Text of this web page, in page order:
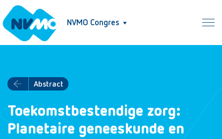
NVMO Congres
Abstract
Toekomstbestendige zorg:
Planetaire geneeskunde en